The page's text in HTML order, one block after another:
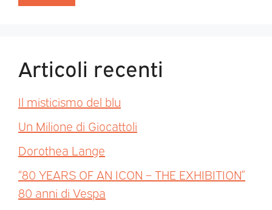
Articoli recenti
Il misticismo del blu
Un Milione di Giocattoli
Dorothea Lange
“80 YEARS OF AN ICON – THE EXHIBITION”
80 anni di Vespa